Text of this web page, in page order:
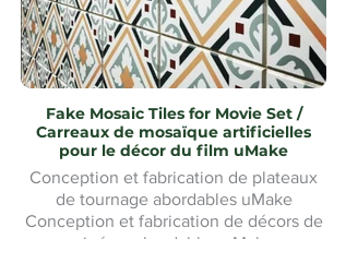
Fake Mosaic Tiles for Movie Set /
Carreaux de mosaïque artificielles
pour le décor du film uMake
Conception et fabrication de plateaux
de tournage abordables uMake
Conception et fabrication de décors de
cinéma abordables uMake